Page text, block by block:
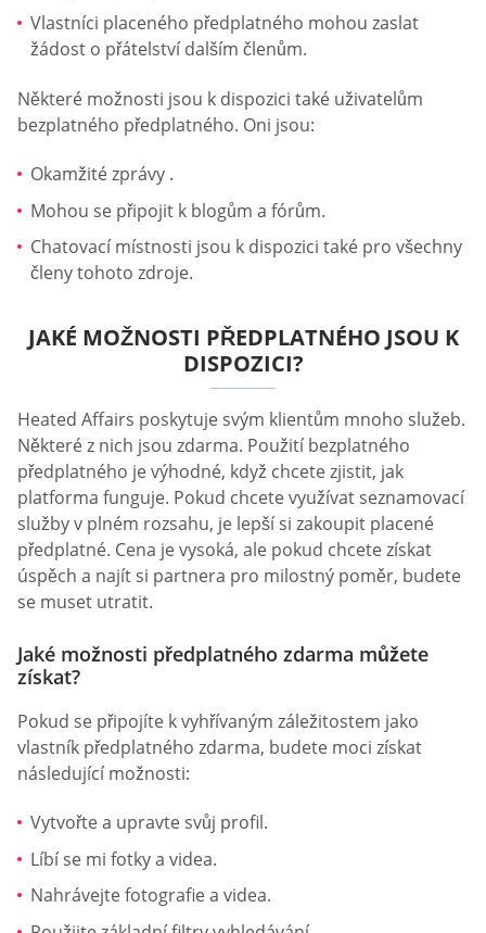
Vlastníci placeného předplatného mohou zaslat
žádost o přátelství dalším členům.
Některé možnosti jsou k dispozici také uživatelům
bezplatného předplatného. Oni jsou:
Okamžité zprávy .
Mohou se připojit k blogům a fórům.
Chatovací místnosti jsou k dispozici také pro všechny
členy tohoto zdroje.
JAKÉ MOŽNOSTI PŘEDPLATNÉHO JSOU K
DISPOZICI?
Heated Affairs poskytuje svým klientům mnoho služeb.
Některé z nich jsou zdarma. Použití bezplatného
předplatného je výhodné, když chcete zjistit, jak
platforma funguje. Pokud chcete využívat seznamovací
služby v plném rozsahu, je lepší si zakoupit placené
předplatné. Cena je vysoká, ale pokud chcete získat
úspěch a najít si partnera pro milostný poměr, budete
se muset utratit.
Jaké možnosti předplatného zdarma můžete
získat?
Pokud se připojíte k vyhřívaným záležitostem jako
vlastník předplatného zdarma, budete moci získat
následující možnosti:
Vytvořte a upravte svůj profil.
Líbí se mi fotky a videa.
Nahrávejte fotografie a videa.